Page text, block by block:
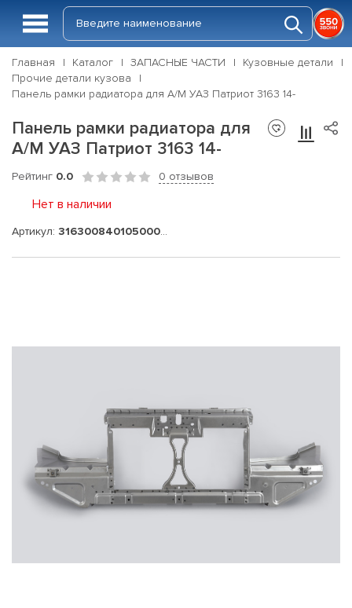
Главная Каталог ЗАПАСНЫЕ ЧАСТИ
Кузовные детали
Прочие детали кузова
Панель рамки радиатора для А/М УАЗ Патриот 3163 14-
Панель рамки радиатора для
А/М УАЗ Патриот 3163 14-
Рейтинг 0.0 0 отзывов
Нет в наличии
Артикул: 316300840105000-05